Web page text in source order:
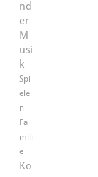
nd
er
M
usi
k
Spi
ele
n
Fa
mili
e
Ko